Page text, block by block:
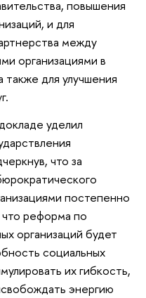
повышения
и для
между
организациями в
для улучшения
уделил
что за
постепенно
реформа по
организаций будет
социальных
их гибкость,
энергию